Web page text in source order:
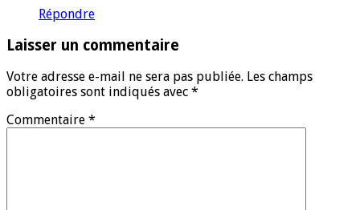
Répondre
Laisser un commentaire
Votre adresse e-mail ne sera pas publiée. Les champs
obligatoires sont indiqués avec *
Commentaire *